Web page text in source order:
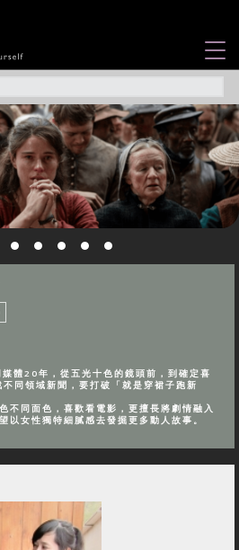
觀點專欄
焦點企劃
社會企業
認識我們
媒體20年，從五光十色的鏡頭前，到確定喜
同領域新聞，要打破「就是穿裙子跑新
不同面色，喜歡看電影，更擅長將劇情融入
以女性獨特細膩感去發掘更多動人故事。